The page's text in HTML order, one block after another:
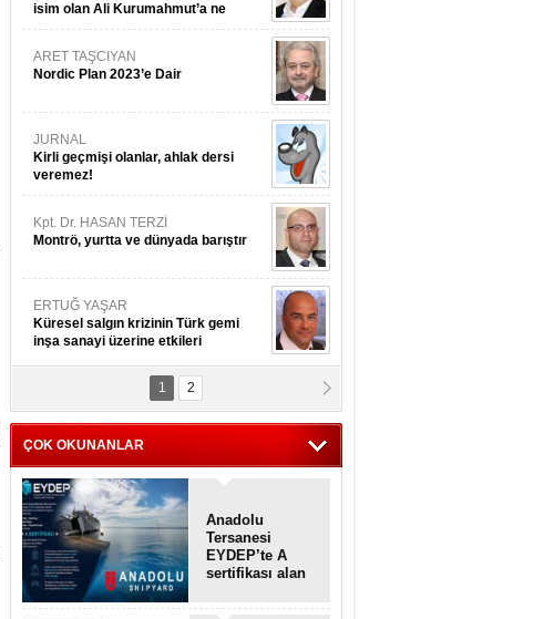
isim olan Ali Kurumahmut’a ne
danışıyorsunuz?
ARET TAŞCIYAN
Nordic Plan 2023’e Dair
JURNAL
Kirli geçmişi olanlar, ahlak dersi
veremez!
Kpt. Dr. HASAN TERZİ
Montrö, yurtta ve dünyada barıştır
ERTUĞ YAŞAR
Küresel salgın krizinin Türk gemi
inşa sanayi üzerine etkileri
Kpt. MESUT AZMİ GÖKSOY
ithafen...
1 2
ÇOK OKUNANLAR
Anadolu
Tersanesi
EYDEP’te A
sertifikası alan